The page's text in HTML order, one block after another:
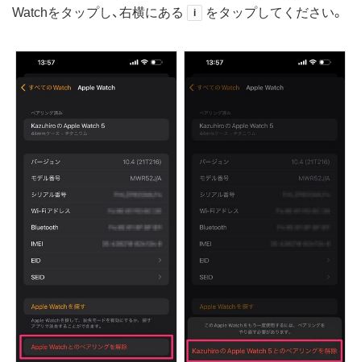
Watchをタップし、右横にある
i をタップしてください。